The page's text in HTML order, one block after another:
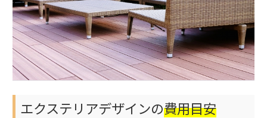
エクステリアデザインの費用目安